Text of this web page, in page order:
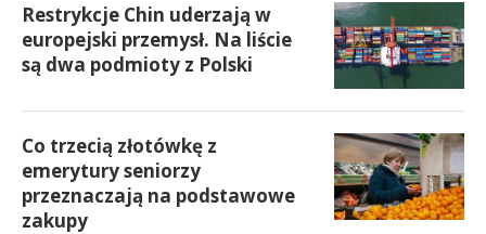
Restrykcje Chin uderzają w
europejski przemysł. Na liście
są dwa podmioty z Polski
Co trzecią złotówkę z
emerytury seniorzy
przeznaczają na podstawowe
zakupy